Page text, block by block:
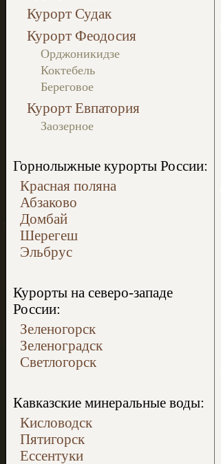
Курорт Судак
Курорт Феодосия
Орджоникидзе
Коктебель
Береговое
Курорт Евпатория
Заозерное
Горнолыжные курорты России:
Красная поляна
Абзаково
Домбай
Шерегеш
Эльбрус
Курорты на северо-западе
России:
Зеленогорск
Зеленоградск
Светлогорск
Кавказские минеральные воды:
Кисловодск
Пятигорск
Ессентуки